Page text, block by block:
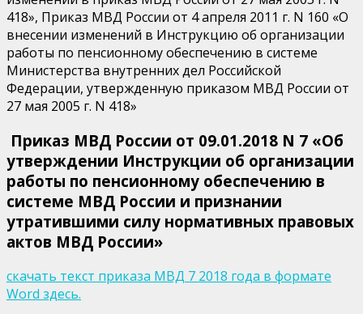
418», Приказ МВД России от 4 апреля 2011 г. N 160 «О
внесении изменений в Инструкцию об организации
работы по пенсионному обеспечению в системе
Министерства внутренних дел Российской
Федерации, утвержденную приказом МВД России от
27 мая 2005 г. N 418»
Приказ МВД России от 09.01.2018 N 7 «Об
утверждении Инструкции об организации
работы по пенсионному обеспечению в
системе МВД России и признании
утратившими силу нормативных правовых
актов МВД России»
скачать текст приказа МВД 7 2018 года в формате
Word здесь.